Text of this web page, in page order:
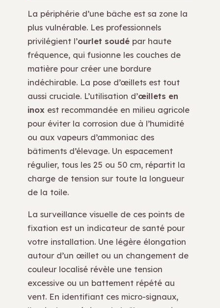
La périphérie d’une bâche est sa zone la
plus vulnérable. Les professionnels
privilégient l’ourlet soudé par haute
fréquence, qui fusionne les couches de
matière pour créer une bordure
indéchirable. La pose d’œillets est tout
aussi cruciale. L’utilisation d’œillets en
inox est recommandée en milieu agricole
pour éviter la corrosion due à l’humidité
ou aux vapeurs d’ammoniac des
bâtiments d’élevage. Un espacement
régulier, tous les 25 ou 50 cm, répartit la
charge de tension sur toute la longueur
de la toile.
La surveillance visuelle de ces points de
fixation est un indicateur de santé pour
votre installation. Une légère élongation
autour d’un œillet ou un changement de
couleur localisé révèle une tension
excessive ou un battement répété au
vent. En identifiant ces micro-signaux,